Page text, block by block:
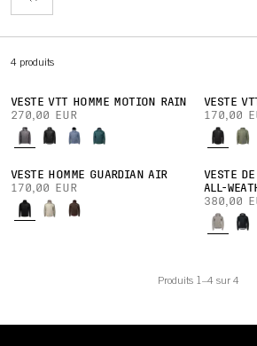
4 produits
VESTE VTT HOMME MOTION RAIN
270,00 EUR
VESTE
170,00
VESTE HOMME GUARDIAN AIR
170,00 EUR
VESTE
ALL-
380,00
Produits 1–4 sur 4